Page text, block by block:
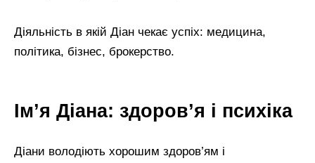
Діяльність в якій Діан чекає успіх: медицина,
політика, бізнес, брокерство.
Ім’я Діана: здоров’я і психіка
Діани володіють хорошим здоров’ям і